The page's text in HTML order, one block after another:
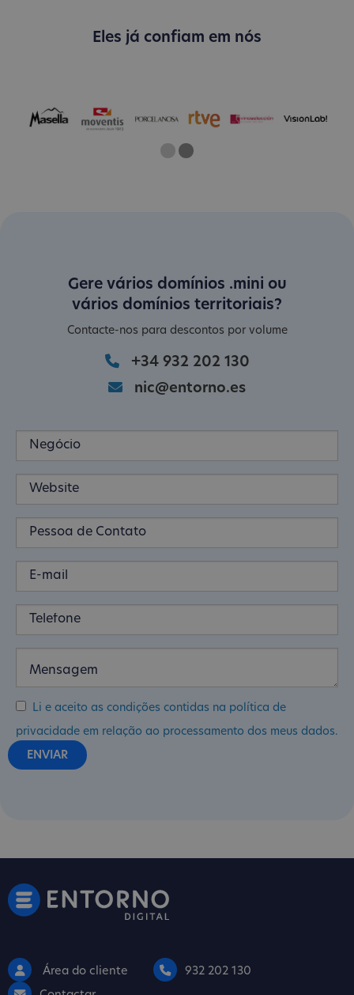
Eles já confiam em nós
OneTwo
Current Slide
Gere vários domínios .mini ou
vários domínios territoriais?
Contacte-nos para descontos por volume
+34 932 202 130
nic@entorno.es
Li e aceito as condições contidas na política de
privacidade em relação ao processamento dos meus dados.
Área do cliente
932 202 130